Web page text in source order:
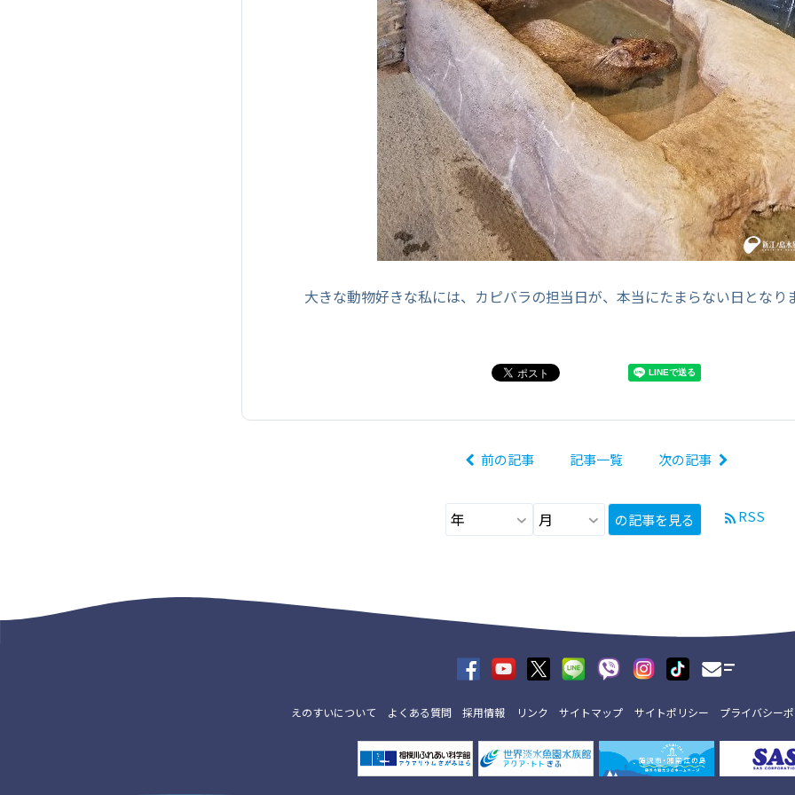
大きな動物好きな私には、カピバラの担当日が、本当にたまらない日となり
前の記事 記事一覧 次の記事
の記事を見る RSS
えのすいについて よくある質問 採用情報 リンク サイトマップ サイトポリシー プライバシー